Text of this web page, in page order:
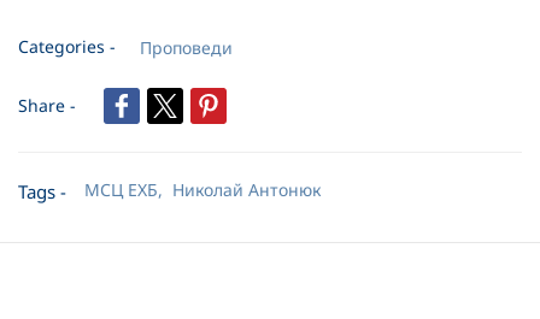
Categories - Проповеди
Share -
Tags - МСЦ ЕХБ, Николай Антонюк